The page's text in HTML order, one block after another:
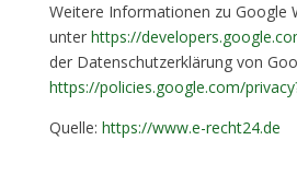
Weitere Informationen zu Google
unter https://
der Datenschutzerklärung von
https://policies.google.com/
Quelle: https://www.e-recht24.de